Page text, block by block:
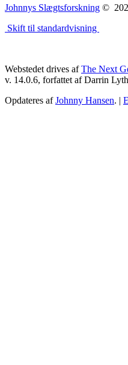
Johnnys Slægtsforskning ©
Skift til standardvisning
Webstedet drives afThe Next
v. 14.0.6, forfattet af Darrin
Opdateres afJohnny Hansen. |